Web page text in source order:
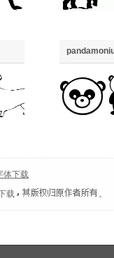
体下载
载 。